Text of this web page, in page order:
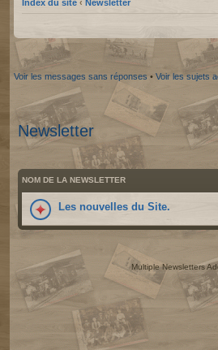
Index du site ‹ Newsletter
Voir les messages sans réponses • Voir les sujets
Newsletter
NOM DE LA NEWSLETTER
Les nouvelles du Site.
Multiple Newsletters